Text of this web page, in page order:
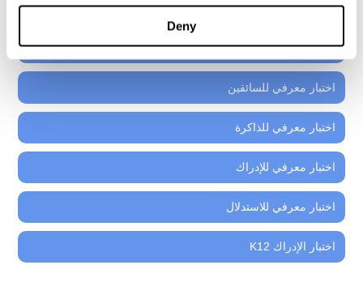
Deny
اختبار معرفي للتنسيق
الاختبار المعرفي العام
اختبار معرفي للسائقين
اختبار معرفي للذاكرة
اختبار معرفي للإدراك
اختبار معرفي للاستدلال
اختبار الإدراك K12